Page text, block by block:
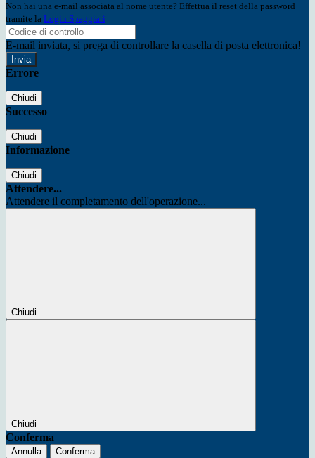
Non hai una e-mail associata al nome utente? Effettua il reset della password
tramite la Login Spaggiari
E-mail inviata, si prega di controllare la casella di posta elettronica!
Errore
Chiudi
Successo
Chiudi
Informazione
Chiudi
Attendere...
Attendere il completamento dell'operazione...
Chiudi
Chiudi
Conferma
Annulla Conferma